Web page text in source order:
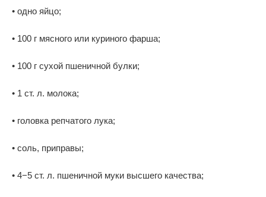
• одно яйцо;
• 100 г мясного или куриного фарша;
• 100 г сухой пшеничной булки;
• 1 ст. л. молока;
• головка репчатого лука;
• соль, приправы;
• 4−5 ст. л. пшеничной муки высшего качества;